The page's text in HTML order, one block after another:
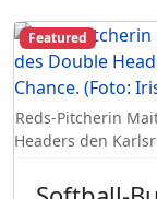
Reds-Pitcherin
Headers den
Featured